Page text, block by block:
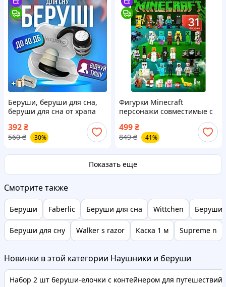
Беруши, беруши для сна,
беруши для сна от храпа
392₴
560 ₴ -30%
Фигурки Minecraft
персонажи совместимые с
LEGO конструктор большой
набор 31 шт с оружием и
аксессуарами детям
499₴
849 ₴ -41%
Показать еще
Смотрите также
Беруши Faberlic Беруши для сна Wittchen Беруши
Беруши для сну Walker s razor Каска 1 м Supreme n
Новинки в этой категории Наушники и беруши
Набор 2 шт беруши-елочки с контейнером для путешествий